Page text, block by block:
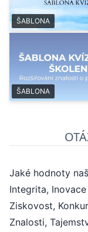
ŠABLONA
ŠABLONA
Jaké hodnoty
Integrita, Inovace
Ziskovost,
Znalosti,